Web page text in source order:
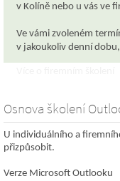
v Kolíně nebo u vás ve
Ve vámi zvoleném
v jakoukoliv denní
Osnova školení
U individuálního a
přizpůsobit.
Verze Microsoft Outlooku